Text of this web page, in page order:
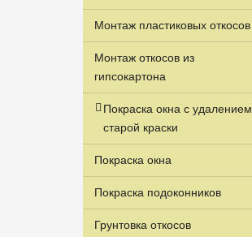
Монтаж пластиковых откосов
Монтаж откосов из
гипсокартона
Покраска окна с удалением
старой краски
Покраска окна
Покраска подоконников
Грунтовка откосов